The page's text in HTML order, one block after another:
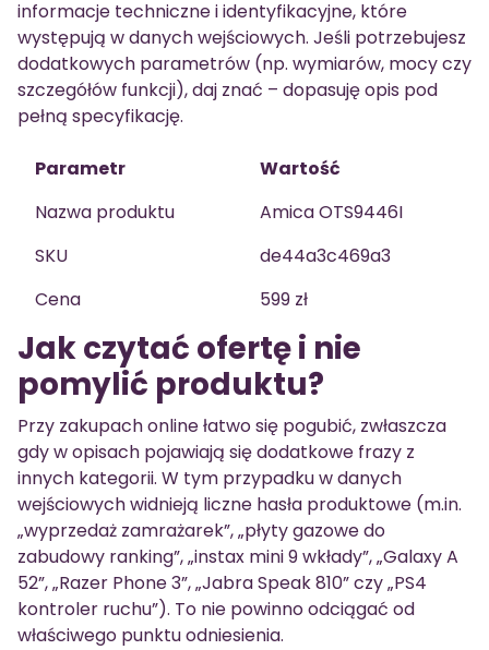
informacje techniczne i identyfikacyjne, które
występują w danych wejściowych. Jeśli potrzebujesz
dodatkowych parametrów (np. wymiarów, mocy czy
szczegółów funkcji), daj znać – dopasuję opis pod
pełną specyfikację.
Parametr
Wartość
Nazwa produktu
Amica OTS9446I
SKU
de44a3c469a3
Cena
599 zł
Jak czytać ofertę i nie
pomylić produktu?
Przy zakupach online łatwo się pogubić, zwłaszcza
gdy w opisach pojawiają się dodatkowe frazy z
innych kategorii. W tym przypadku w danych
wejściowych widnieją liczne hasła produktowe (m.in.
„wyprzedaż zamrażarek”, „płyty gazowe do
zabudowy ranking”, „instax mini 9 wkłady”, „Galaxy A
52”, „Razer Phone 3”, „Jabra Speak 810” czy „PS4
kontroler ruchu”). To nie powinno odciągać od
właściwego punktu odniesienia.